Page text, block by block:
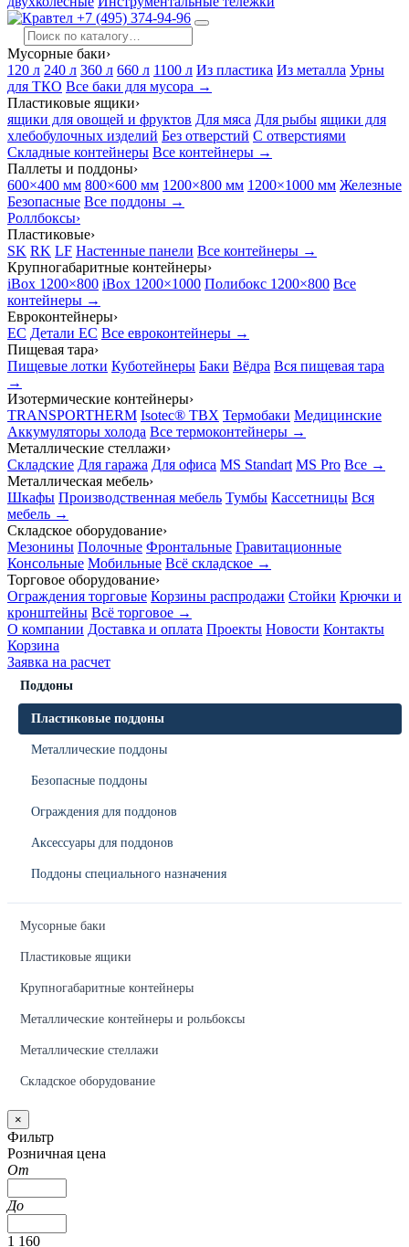
+7 (495) 374-94-96
Мусорные баки›
120 л 240 л 360 л 660 л 1100 л Из пластика Из металла Урны
для ТКО Все баки для мусора →
Пластиковые ящики›
ящики для овощей и фруктов Для мяса Для рыбы ящики для
хлебобулочных изделий Без отверстий С отверстиями
Складные контейнеры Все контейнеры →
Паллеты и поддоны›
600×400 мм 800×600 мм 1200×800 мм 1200×1000 мм Железные
Безопасные Все поддоны →
Роллбоксы›
Пластиковые›
SK RK LF Настенные панели Все контейнеры →
Крупногабаритные контейнеры›
iBox 1200×800 iBox 1200×1000 Полибокс 1200×800 Все
контейнеры →
Евроконтейнеры›
EC Детали EC Все евроконтейнеры →
Пищевая тара›
Пищевые лотки Куботейнеры Баки Вёдра Вся пищевая тара
→
Изотермические контейнеры›
TRANSPORTHERM Isotec® TBX Термобаки Медицинские
Аккумуляторы холода Все термоконтейнеры →
Металлические стеллажи›
Складские Для гаража Для офиса MS Standart MS Pro Все →
Металлическая мебель›
Шкафы Производственная мебель Тумбы Кассетницы Вся
мебель →
Складское оборудование›
Мезонины Полочные Фронтальные Гравитационные
Консольные Мобильные Всё складское →
Торговое оборудование›
Ограждения торговые Корзины распродажи Стойки Крючки и
кронштейны Всё торговое →
О компании Доставка и оплата Проекты Новости Контакты
Корзина
Заявка на расчет
Поддоны
Пластиковые поддоны
Металлические поддоны
Безопасные поддоны
Ограждения для поддонов
Аксессуары для поддонов
Поддоны специального назначения
Мусорные баки
Пластиковые ящики
Крупногабаритные контейнеры
Металлические контейнеры и рольбоксы
Металлические стеллажи
Складское оборудование
×
Фильтр
Розничная цена
От
До
1 160